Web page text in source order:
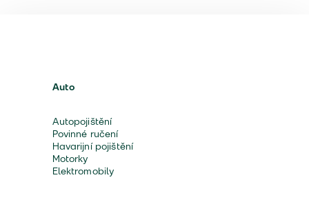
Auto
Autopojištění
Povinné ručení
Havarijní pojištění
Motorky
Elektromobily